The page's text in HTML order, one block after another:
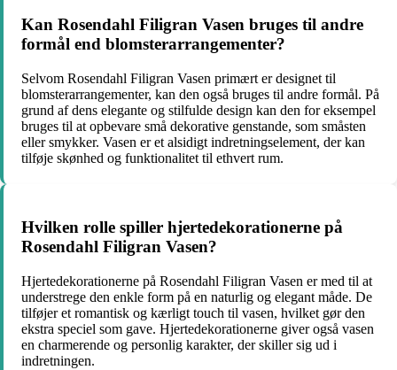
Kan Rosendahl Filigran Vasen bruges til andre
formål end blomsterarrangementer?
Selvom Rosendahl Filigran Vasen primært er designet til
blomsterarrangementer, kan den også bruges til andre formål. På
grund af dens elegante og stilfulde design kan den for eksempel
bruges til at opbevare små dekorative genstande, som småsten
eller smykker. Vasen er et alsidigt indretningselement, der kan
tilføje skønhed og funktionalitet til ethvert rum.
Hvilken rolle spiller hjertedekorationerne på
Rosendahl Filigran Vasen?
Hjertedekorationerne på Rosendahl Filigran Vasen er med til at
understrege den enkle form på en naturlig og elegant måde. De
tilføjer et romantisk og kærligt touch til vasen, hvilket gør den
ekstra speciel som gave. Hjertedekorationerne giver også vasen
en charmerende og personlig karakter, der skiller sig ud i
indretningen.